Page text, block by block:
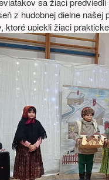
z hudobnej dielne
ktoré upiekli žiaci